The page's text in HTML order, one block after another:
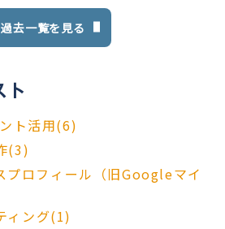
過去一覧を見る
ト
ト活用(6)
(3)
ロフィール（旧Googleマイ
ィング(1)